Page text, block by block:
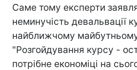
Саме тому експерти
неминучість девальвації
найближчому
"Розгойдування курсу -
потрібне економіці на